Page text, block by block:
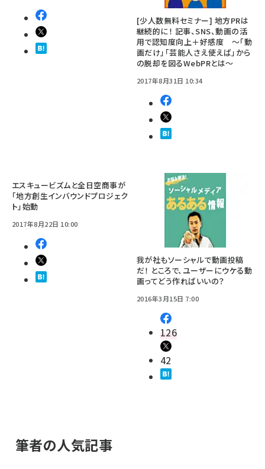
[少人数無料セミナー] 地方PRは
継続的に！ 記事、SNS、動画の活
用で認知度向上＋好感度 ～「動
画だけ」「芸能人さえ使えば」から
の脱却を図るWebPRとは～
2017年8月31日 10:34
エスキュービズムと全日空商事が
「地方創生インバウンドプロジェク
ト」始動
2017年8月22日 10:00
我が社もソーシャルで動画投稿
だ！ ところで、ユーザーにウケる動
画ってどう作ればいいの？
2016年3月15日 7:00
126
42
筆者の人気記事